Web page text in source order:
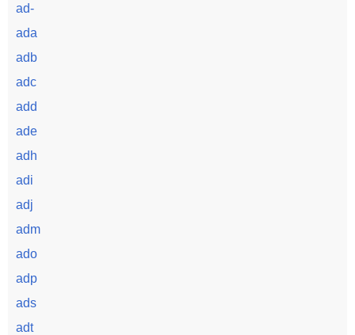
ad-
ada
adb
adc
add
ade
adh
adi
adj
adm
ado
adp
ads
adt